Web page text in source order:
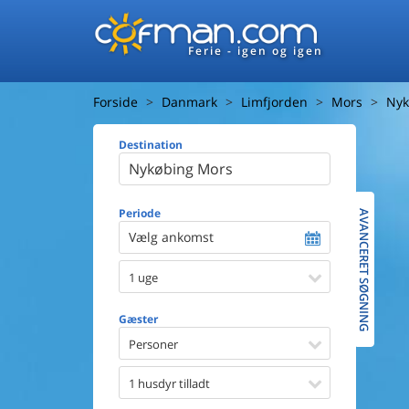
Ferie - igen og igen
Forside Danmark Limfjorden Mors
Destination
Periode
Vælg ankomst
1 uge
Gæster
Personer
1 husdyr tilladt
Afstand til
Udsigt til
Faciliteter
Spa
AVANCERET SØGNING